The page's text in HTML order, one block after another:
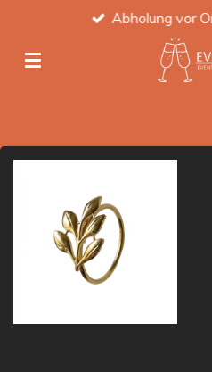
springen
Abholung vor